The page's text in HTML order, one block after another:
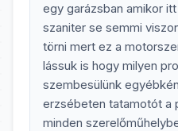
egy garázsban amikor
szaniter se semmi
törni mert ez a
lássuk is hogy milyen
szembesülünk
erzsébeten tatamotót a
minden